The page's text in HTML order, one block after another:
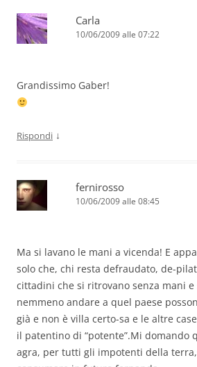
Carla
10/06/2009 alle 07:22
Grandissimo Gaber!
Rispondi ↓
fernirosso
10/06/2009 alle 08:45
Ma si lavano le mani a vicenda! E
solo che, chi resta defraudato, de-
cittadini che si ritrovano senza mani e
nemmeno andare a quel paese
già e non è villa certo-sa e le altre
il patentino di “potente”.Mi domando
agra, per tutti gli impotenti della